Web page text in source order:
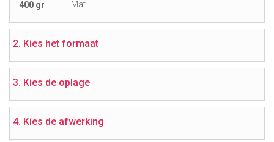
400 gr Mat
2. Kies het formaat
3. Kies de oplage
4. Kies de afwerking